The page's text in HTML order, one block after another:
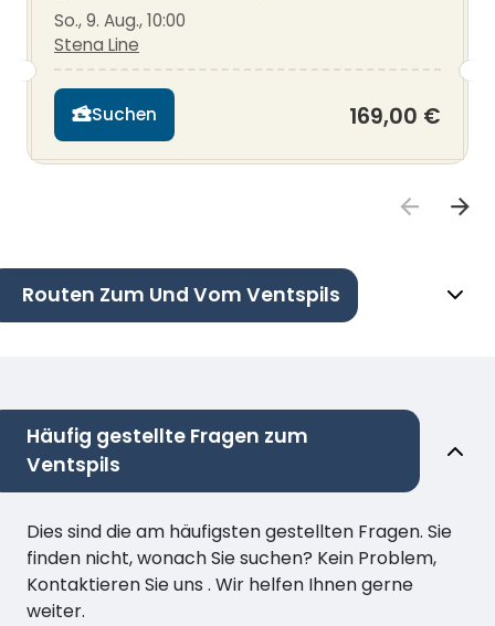
So., 9. Aug., 10:00
Stena Line
Suchen 169,00 €
Routen Zum Und Vom Ventspils
Häufig gestellte Fragen zum
Ventspils
Dies sind die am häufigsten gestellten Fragen. Sie
finden nicht, wonach Sie suchen? Kein Problem,
Kontaktieren Sie uns . Wir helfen Ihnen gerne
weiter.